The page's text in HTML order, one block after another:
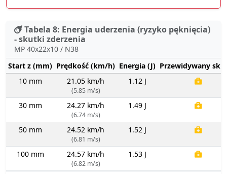
Tabela 8: Energia uderzenia (ryzyko pęknięcia)
- skutki zderzenia
MP 40x22x10 / N38
Start z (mm) Prędkość (km/h) Energia (J) Przewidywany
10 mm
21.05 km/h
(5.85 m/s)
1.12 J
30 mm 24.27 km/h
(6.74 m/s)
1.49 J
50 mm 24.52 km/h
(6.81 m/s)
1.52 J
100 mm 24.57 km/h
(6.82 m/s)
1.53 J